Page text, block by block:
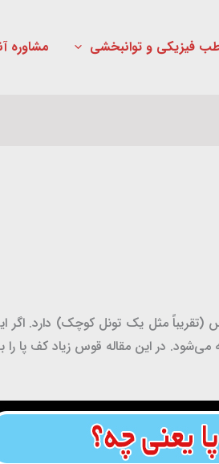
فیزیکی و توانبخشی مشاوره
مثل یک تونل کوچک) دارد. اگر